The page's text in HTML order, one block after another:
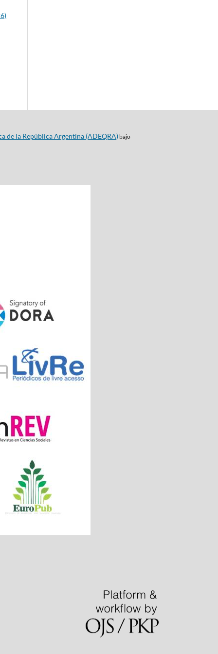
de la República Argentina (ADEQRA)bajo